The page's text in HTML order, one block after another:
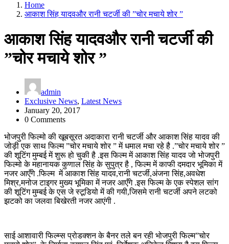
Home
आकाश सिंह यादवऔर रानी चटर्जी की ”चोर मचाये शोर ”
आकाश सिंह यादवऔर रानी चटर्जी की
”चोर मचाये शोर ”
admin
Exclusive News, Latest News
January 20, 2017
0 Comments
भोजपुरी फिल्मो की खूबसूरत अदाकारा रानी चटर्जी और आकाश सिंह यादव की
जोड़ी एक साथ फिल्म ”चोर मचाये शोर ” में धमाल मचा रहे है .”चोर मचाये शोर ”
की शूटिंग मुम्बई में शुरू हो चुकी है .इस फिल्म में आकाश सिंह यादव जो भोजपुरी
फिल्मो के महानायक कुणाल सिंह के सुपुत्र है , फिल्म में काफी दमदार भूमिका में
नजर आएँगे .फिल्म में आकाश सिंह यादव,रानी चटर्जी,अंजना सिंह,अवधेश
मिश्र,मनोज टाइगर मुख्य भूमिका में नजर आएँगे .इस फिल्म के एक स्पेशल सांग
की शूटिंग मुम्बई के एस जे स्टूडियो में की गयी,जिसमे रानी चटर्जी अपने लटको
झटको का जलवा बिखेरती नजर आएंगी .
साई आशावारी फिल्म्स प्रोडक्शन के बैनर तले बन रही भोजपुरी फिल्म”चोर